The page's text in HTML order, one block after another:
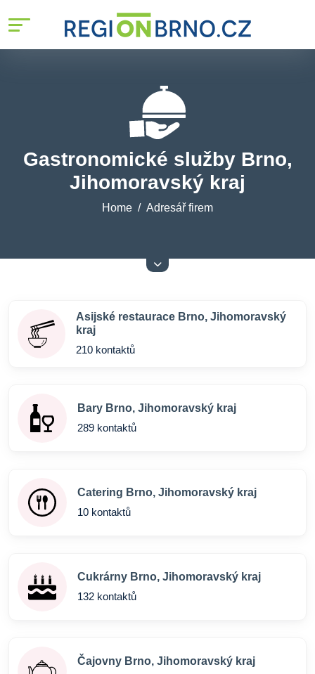
Gastronomické služby Brno,
Jihomoravský kraj
Home Adresář firem
Asijské restaurace Brno, Jihomoravský
kraj
210 kontaktů
Bary Brno, Jihomoravský kraj
289 kontaktů
Catering Brno, Jihomoravský kraj
10 kontaktů
Cukrárny Brno, Jihomoravský kraj
132 kontaktů
Čajovny Brno, Jihomoravský kraj